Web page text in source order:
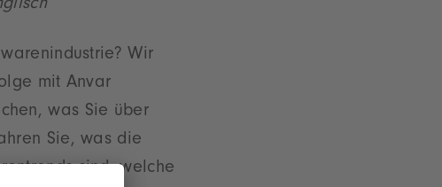
Wir
mit Anvar
was Sie über
Sie, was die
sind, welche